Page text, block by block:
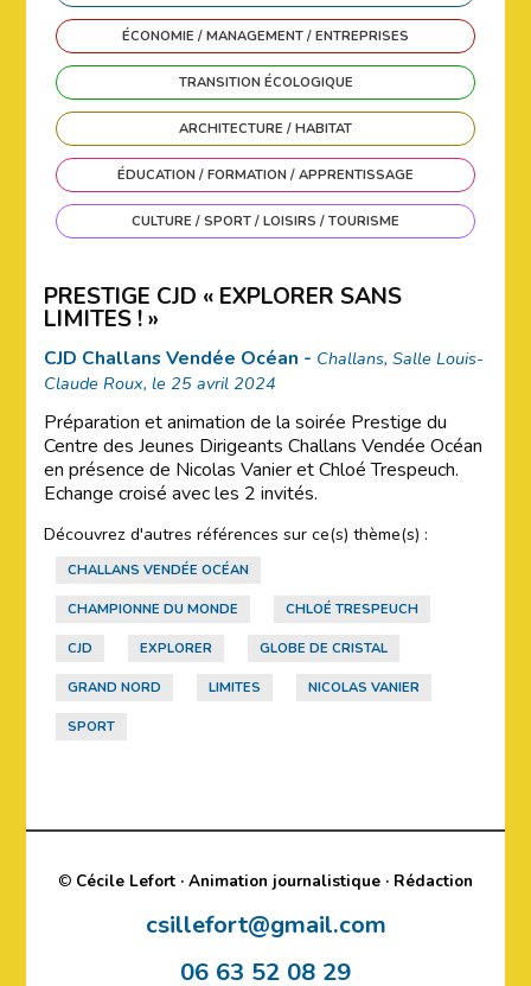
ÉCONOMIE / MANAGEMENT / ENTREPRISES
TRANSITION ÉCOLOGIQUE
ARCHITECTURE / HABITAT
ÉDUCATION / FORMATION / APPRENTISSAGE
CULTURE / SPORT / LOISIRS / TOURISME
PRESTIGE CJD « EXPLORER SANS
LIMITES ! »
CJD Challans Vendée Océan - Challans, Salle Louis-
Claude Roux, le 25 avril 2024
Préparation et animation de la soirée Prestige du
Centre des Jeunes Dirigeants Challans Vendée Océan
en présence de Nicolas Vanier et Chloé Trespeuch.
Echange croisé avec les 2 invités.
Découvrez d'autres références sur ce(s) thème(s) :
CHALLANS VENDÉE OCÉAN
CHAMPIONNE DU MONDE CHLOÉ TRESPEUCH
CJD EXPLORER GLOBE DE CRISTAL
GRAND NORD LIMITES NICOLAS VANIER
SPORT
© Cécile Lefort · Animation journalistique · Rédaction
csillefort@gmail.com
06 63 52 08 29